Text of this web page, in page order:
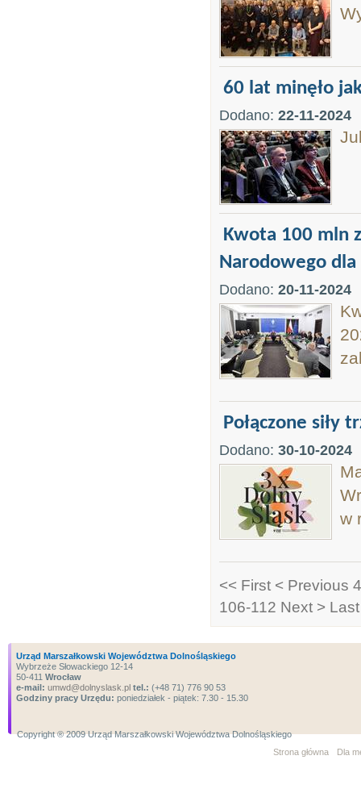
60 lat minęło
Dodano: 22-11-2024
Kwota 100 mln
Narodowego
Dodano: 20-11-2024
Połączone siły
Dodano: 30-10-2024
w
<< First < Previous
106-112 Next >
Urząd Marszałkowski Województwa Dolnośląskiego
Wybrzeże Słowackiego 12-14
50-411 Wrocław
e-mail: umwd@dolnyslask.pl tel.: (+48 71) 776 90 53
Godziny pracy Urzędu: poniedziałek - piątek: 7.30 - 15.30
Copyright ® 2009 Urząd Marszałkowski Województwa Dolnośląskiego
Strona główna
Dla